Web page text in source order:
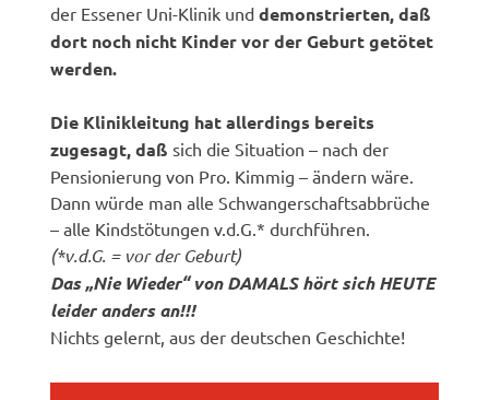
der Essener Uni-Klinik unddemonstrierten, daß
dort noch nicht Kinder vor der Geburt getötet
werden.
Die Klinikleitung hat allerdings bereits
zugesagt, daß sich die Situation – nach der
Pensionierung von Pro. Kimmig – ändern wäre.
Dann würde man alle Schwangerschaftsabbrüche
– alle Kindstötungen v.d.G.* durchführen.
(*v.d.G. = vor der Geburt)
Das „Nie Wieder“ von DAMALS hört sich HEUTE
leider anders an!!!
Nichts gelernt, aus der deutschen Geschichte!